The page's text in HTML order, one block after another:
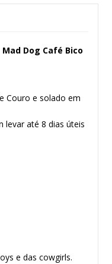
Dog Café Bico
Couro e solado em
levar até 8 dias úteis
e das cowgirls.